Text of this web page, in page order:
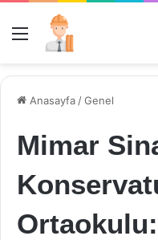
Menü
Anasayfa /Genel
Mimar